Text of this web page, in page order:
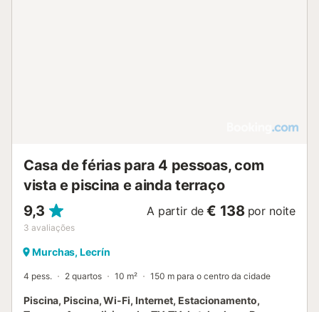
Casa de férias para 4 pessoas, com
vista e piscina e ainda terraço
9,3
3 avaliações
A partir de € 138 por noite
Murchas, Lecrín
4 pess. 2 quartos 10 m² 150 m para o centro da cidade
Piscina, Piscina, Wi-Fi, Internet, Estacionamento,